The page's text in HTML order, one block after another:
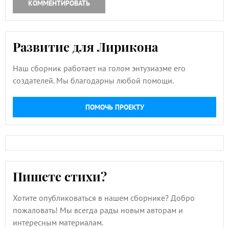
КОММЕНТИРОВАТЬ
Развитие для Лирикона
Наш сборник работает на голом энтузиазме его
создателей. Мы благодарны любой помощи.
ПОМОЧЬ ПРОЕКТУ
Пишете стихи?
Хотите опубликоваться в нашем сборнике? Добро
пожаловать! Мы всегда рады новым авторам и
интересным материалам.